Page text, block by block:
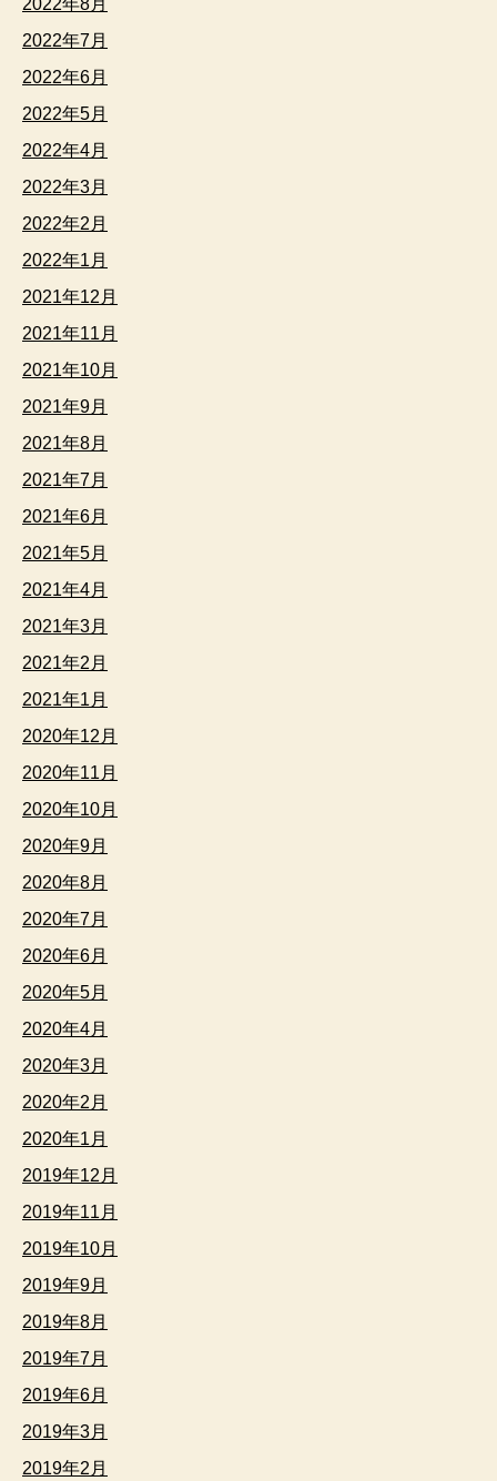
2022年7月
2022年6月
2022年5月
2022年4月
2022年3月
2022年2月
2022年1月
2021年12月
2021年11月
2021年10月
2021年9月
2021年8月
2021年7月
2021年6月
2021年5月
2021年4月
2021年3月
2021年2月
2021年1月
2020年12月
2020年11月
2020年10月
2020年9月
2020年8月
2020年7月
2020年6月
2020年5月
2020年4月
2020年3月
2020年2月
2020年1月
2019年12月
2019年11月
2019年10月
2019年9月
2019年8月
2019年7月
2019年6月
2019年3月
2019年2月